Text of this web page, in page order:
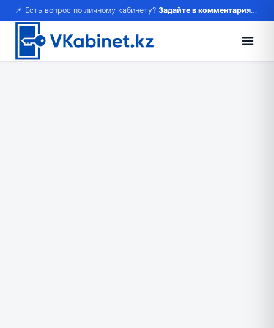
📌 Есть вопрос по личному кабинету? Задайте в комментариях — ответим!